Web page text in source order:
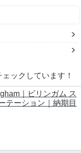
ックしています！
｜ビリンガム ス
テーション｜納期目